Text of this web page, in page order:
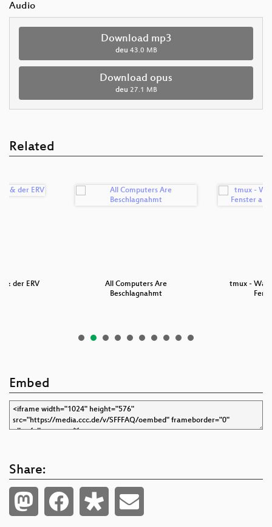
Audio
Download mp3
deu 43.0 MB
Download opus
deu 27.1 MB
Related
& der ERV
All Computers Are
Beschlagnahmt
tmux -
Embed
Share: